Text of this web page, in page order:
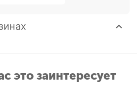
это заинтересует